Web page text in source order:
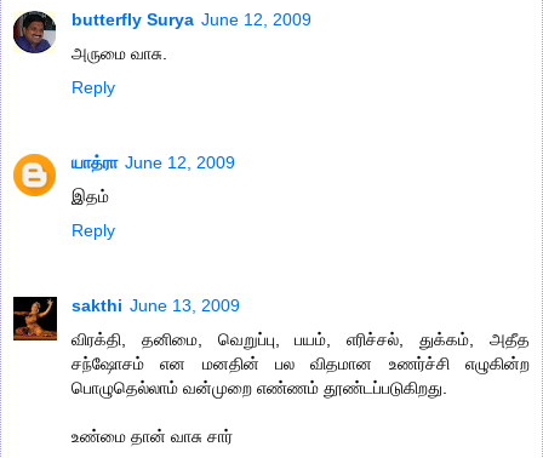
butterfly Surya June 12, 2009
அருமை வாசு.
Reply
யாத்ரா June 12, 2009
இதம்
Reply
sakthi June 13, 2009
விரக்தி, தனிமை, வெறுப்பு, பயம், எரிச்சல், துக்கம், அதீத
சந்ஷோசம் என மனதின் பல விதமான உணர்ச்சி எழுகின்ற
பொழுதெல்லாம் வன்முறை எண்ணம் தூண்டப்படுகிறது.
உண்மை தான் வாசு சார்